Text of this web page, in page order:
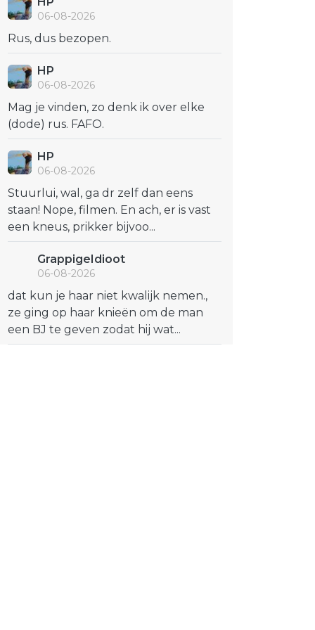
06-08-2026
Rus, dus bezopen.
HP
06-08-2026
Mag je vinden, zo denk ik over elke
(dode) rus. FAFO.
HP
06-08-2026
Stuurlui, wal, ga dr zelf dan eens
staan! Nope, filmen. En ach, er is vast
een kneus, prikker bijvoo...
GrappigeIdioot
06-08-2026
dat kun je haar niet kwalijk nemen.,
ze ging op haar knieën om de man
een BJ te geven zodat hij wat...